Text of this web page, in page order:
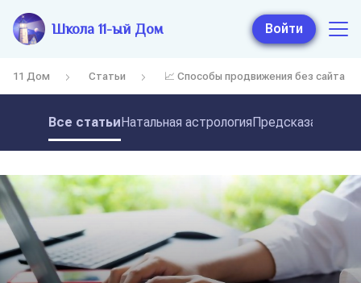
Школа 11-ый Дом Войти
11 Дом Статьи 📈 Способы продвижения без сайта
Все статьиНатальная астрология